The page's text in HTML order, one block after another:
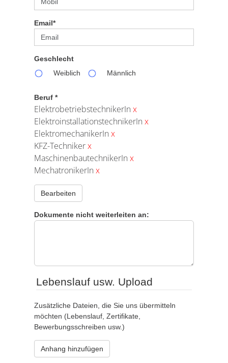
Email*
Geschlecht
Weiblich
Männlich
Beruf *
ElektrobetriebstechnikerIn x
ElektroinstallationstechnikerIn x
ElektromechanikerIn x
KFZ-Technikerx
MaschinenbautechnikerIn x
MechatronikerIn x
Bearbeiten
Dokumente nicht weiterleiten an:
Lebenslauf usw. Upload
Zusätzliche Dateien, die Sie uns übermitteln
möchten (Lebenslauf, Zertifikate,
Bewerbungsschreiben usw.)
Anhang hinzufügen